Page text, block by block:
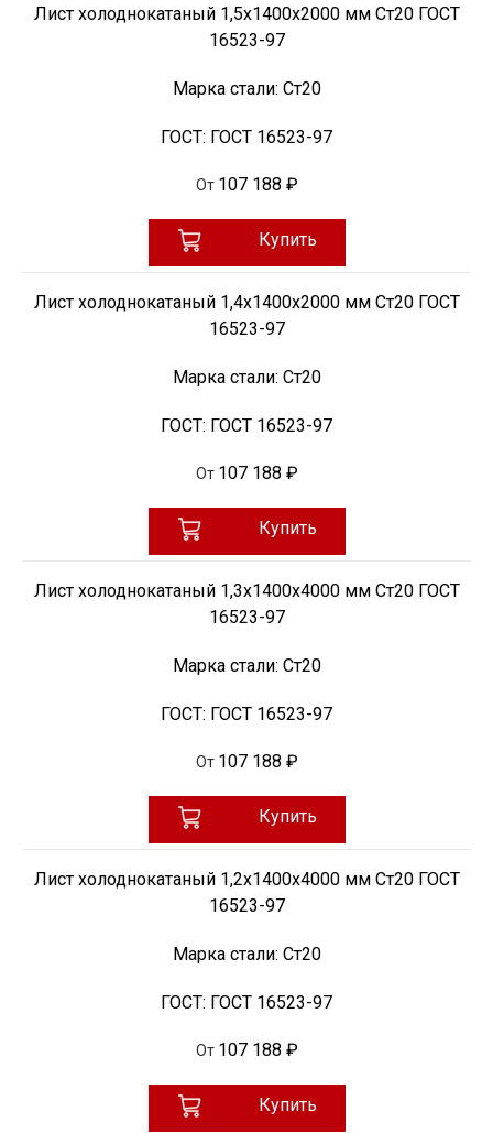
Лист холоднокатаный 1,5х1400х2000 мм Ст20 ГОСТ
16523-97
Марка стали: Ст20
ГОСТ: ГОСТ 16523-97
От 107 188 ₽
Купить
Лист холоднокатаный 1,4х1400х2000 мм Ст20 ГОСТ
16523-97
Марка стали: Ст20
ГОСТ: ГОСТ 16523-97
От 107 188 ₽
Купить
Лист холоднокатаный 1,3х1400х4000 мм Ст20 ГОСТ
16523-97
Марка стали: Ст20
ГОСТ: ГОСТ 16523-97
От 107 188 ₽
Купить
Лист холоднокатаный 1,2х1400х4000 мм Ст20 ГОСТ
16523-97
Марка стали: Ст20
ГОСТ: ГОСТ 16523-97
От 107 188 ₽
Купить